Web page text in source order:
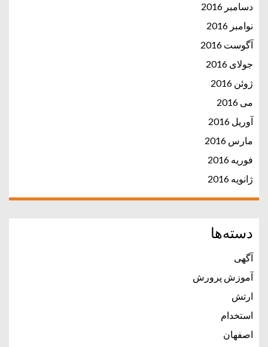
دسامبر 2016
نوامبر 2016
آگوست 2016
جولای 2016
ژوئن 2016
می 2016
آوریل 2016
مارس 2016
فوریه 2016
ژانویه 2016
دسته‌ها
آگهی
آموزش پرورش
ارتش
استخدام
اصفهان